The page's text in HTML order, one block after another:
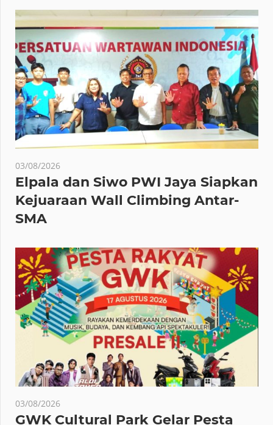
03/08/2026
Elpala dan Siwo PWI Jaya Siapkan
Kejuaraan Wall Climbing Antar-
SMA
03/08/2026
GWK Cultural Park Gelar Pesta